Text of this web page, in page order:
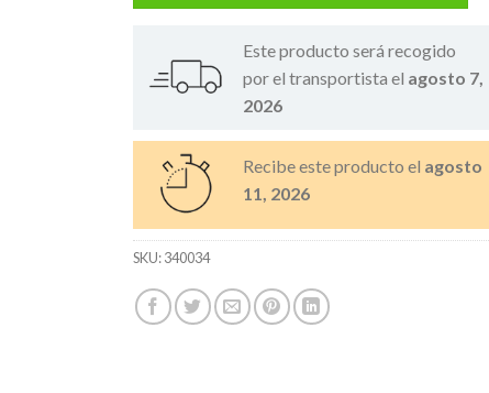
Este producto será recogido
por el transportista el agosto 7,
2026
Recibe este producto el agosto
11, 2026
SKU:340034